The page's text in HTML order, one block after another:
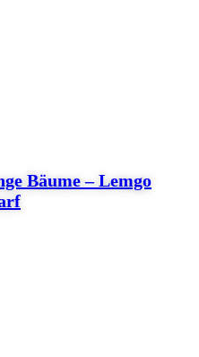
Bäume – Lemgo